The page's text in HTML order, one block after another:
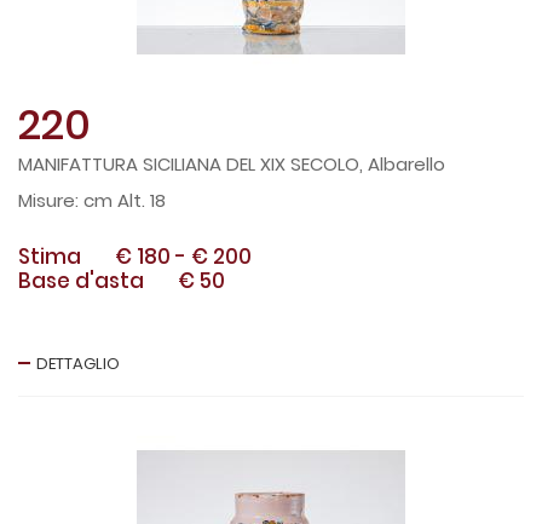
220
MANIFATTURA SICILIANA DEL XIX SECOLO, Albarello
cm Alt. 18
Stima € 180 - € 200
Base d'asta
€ 50
DETTAGLIO